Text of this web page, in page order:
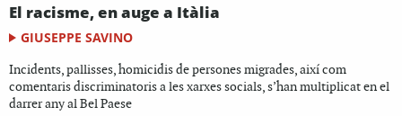
El racisme, en auge a Itàlia
GIUSEPPE SAVINO
Incidents, pallisses, homicidis de persones migrades, així com
comentaris discriminatoris a les xarxes socials, s’han multiplicat en el
darrer any al Bel Paese